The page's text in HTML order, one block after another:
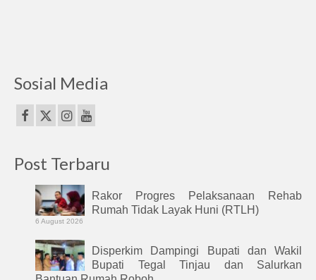
Sosial Media
Post Terbaru
Rakor Progres Pelaksanaan Rehab
Rumah Tidak Layak Huni (RTLH)
6 August 2026
Disperkim Dampingi Bupati dan Wakil
Bupati Tegal Tinjau dan Salurkan